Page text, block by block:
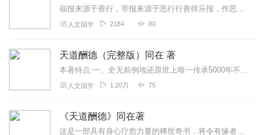
福报来源于善行，罪报来源于恶行行善得乐报，作恶遭苦报。吃亏是福
人文国学 2184 80
天道酬德（完整版）同在 著
本著特点:一、史无前例地还原世上唯一传承5000年不断的华夏文化真貌，包括核心之道的正解、重要法则的揭示，及独特的十伦法、古中医、悟道法等三大杀手锏。二、揭示东...
人文国学 1.20万 75
《天道酬德》同在著
这是一部具有身心疗愈力量的稀世奇书，将令有缘者获得不可思议的利益。又谓，无论是为了健康、情感、婚姻、事业、名位，还是探索人生真理等，于本书都能得到珍贵的提示。故...